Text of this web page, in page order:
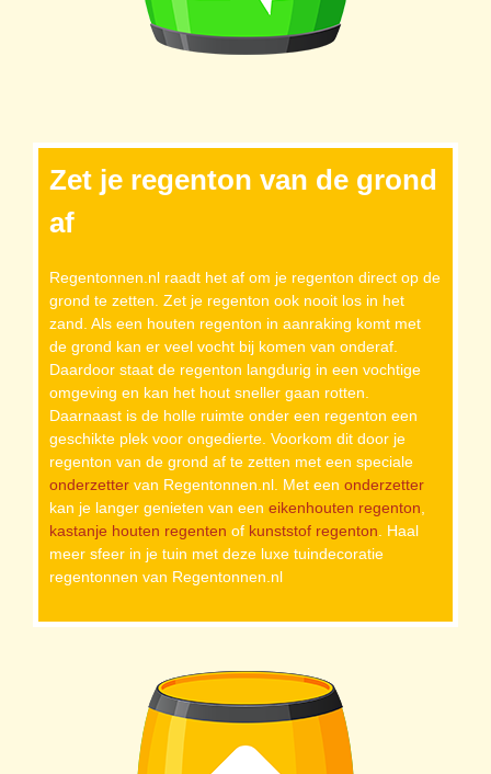
Zet je regenton van de grond
af
Regentonnen.nl raadt het af om je regenton direct op de
grond te zetten. Zet je regenton ook nooit los in het
zand. Als een houten regenton in aanraking komt met
de grond kan er veel vocht bij komen van onderaf.
Daardoor staat de regenton langdurig in een vochtige
omgeving en kan het hout sneller gaan rotten.
Daarnaast is de holle ruimte onder een regenton een
geschikte plek voor ongedierte. Voorkom dit door je
regenton van de grond af te zetten met een speciale
onderzettervan Regentonnen.nl. Met een onderzetter
kan je langer genieten van een eikenhouten regenton
kastanje houten regenten of kunststof regenton . Haal
meer sfeer in je tuin met deze luxe tuindecoratie
regentonnen van Regentonnen.nl